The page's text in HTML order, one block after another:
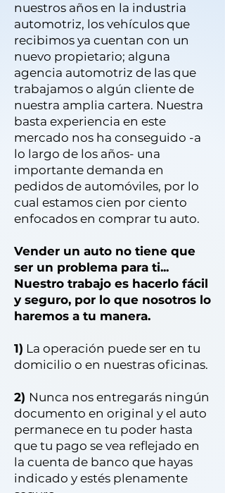
nuestros años en la industria
automotriz, los vehículos que
recibimos ya cuentan con un
nuevo propietario; alguna
agencia automotriz de las que
trabajamos o algún cliente de
nuestra amplia cartera. Nuestra
basta experiencia en este
mercado nos ha conseguido -a
lo largo de los años- una
importante demanda en
pedidos de automóviles, por lo
cual estamos cien por ciento
enfocados en comprar tu auto.
Vender un auto no tiene que
ser un problema para ti...
Nuestro trabajo es hacerlo fácil
y seguro, por lo que nosotros lo
haremos a tu manera.
1) La operación puede ser en tu
domicilio o en nuestras oficinas.
2) Nunca nos entregarás ningún
documento en original y el auto
permanece en tu poder hasta
que tu pago se vea reflejado en
la cuenta de banco que hayas
indicado y estés plenamente